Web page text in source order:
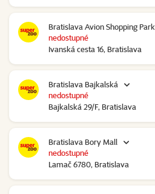
Bratislava Avion Shopping Park
Ivanská cesta 16, Bratislava
nedostupné
Bratislava Bajkalská
Bajkalská 29/F, Bratislava
nedostupné
Bratislava Bory Mall
Lamač 6780, Bratislava
nedostupné